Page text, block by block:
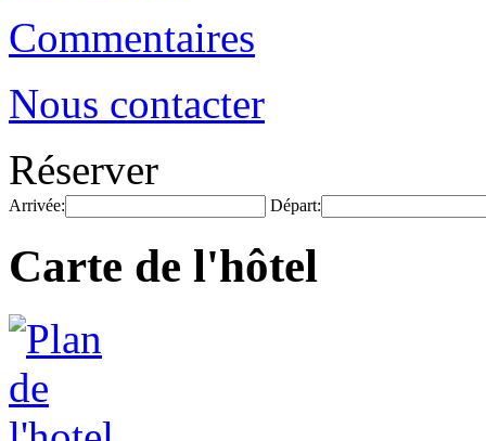
Commentaires
Nous contacter
Réserver
Arrivée: Départ:
Carte de l'hôtel